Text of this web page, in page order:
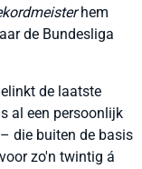
hem
de Bundesliga
de laatste
al een persoonlijk
die buiten de basis
zo'n twintig á